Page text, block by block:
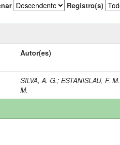
Registro(s)
Autor(es)
SILVA, A. G.;ESTANISLAU, F. M.
M.